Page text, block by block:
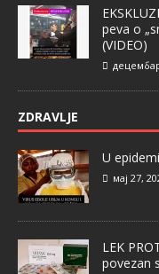
peva o
(VIDEO)
ZDRAVLJE
U
мај 27,
LEK
povezan